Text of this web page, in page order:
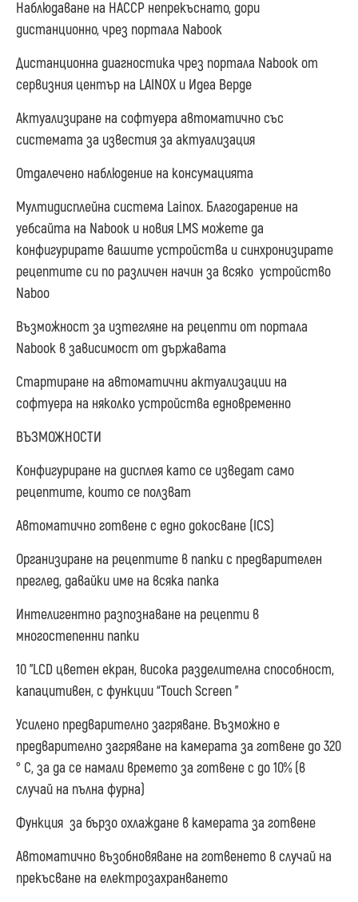
Наблюдаване на HACCP непрекъснато, дори
дистанционно, чрез портала Nabook
Дистанционна диагностика чрез портала Nabook от
сервизния център на LAINOX и Идеа Верде
Актуализиране на софтуера автоматично със
системата за известия за актуализация
Отдалечено наблюдение на консумацията
Мултидисплейна система Lainox. Благодарение на
уебсайта на Nabook и новия LMS можете да
конфигурирате вашите устройства и синхронизирате
рецептите си по различен начин за всяко устройство
Naboo
Възможност за изтегляне на рецепти от портала
Nabook в зависимост от държавата
Стартиране на автоматични актуализации на
софтуера на няколко устройства едновременно
ВЪЗМОЖНОСТИ
Конфигуриране на дисплея като се изведат само
рецептите, които се ползват
Автоматично готвене с едно докосване (ICS)
Организиране на рецептите в папки с предварителен
преглед, давайки име на всяка папка
Интелигентно разпознаване на рецепти в
многостепенни папки
10 ”LCD цветен екран, висока разделителна способност,
капацитивен, с функции “Touch Screen ”
Усилено предварително загряване. Възможно е
предварително загряване на камерата за готвене до 320
° C, за да се намали времето за готвене с до 10% (в
случай на пълна фурна)
Функция за бързо охлаждане в камерата за готвене
Автоматично възобновяване на готвенето в случай на
прекъсване на електрозахранването